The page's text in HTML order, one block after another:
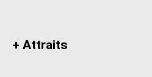
+ Attraits